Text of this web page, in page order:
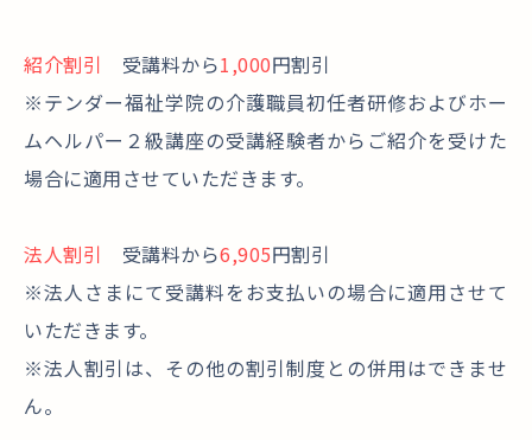
紹介割引 受講料から1,000円割引
※テンダー福祉学院の介護職員初任者研修およびホー
ムヘルパー２級講座の受講経験者からご紹介を受けた
場合に適用させていただきます。
法人割引 受講料から6,905円割引
※法人さまにて受講料をお支払いの場合に適用させて
いただきます。
※法人割引は、その他の割引制度との併用はできませ
ん。